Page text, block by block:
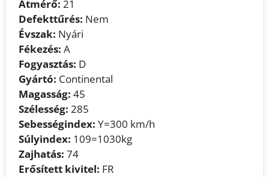
Átmérő: 21
Defekttűrés: Nem
Évszak: Nyári
Fékezés: A
Fogyasztás: D
Gyártó: Continental
Magasság: 45
Szélesség: 285
Sebességindex: Y=300 km/h
Súlyindex: 109=1030kg
Zajhatás: 74
Erősített kivitel: FR